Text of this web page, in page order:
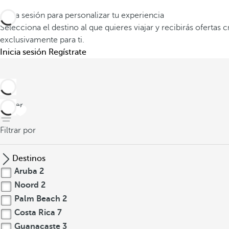
Inicia sesión para personalizar tu experiencia
Selecciona el destino al que quieres viajar y recibirás ofertas
exclusivamente para ti.
Inicia sesión Regístrate
volver
Filtrar por
Destinos
Aruba 2
Noord 2
Palm Beach 2
Costa Rica 7
Guanacaste 3